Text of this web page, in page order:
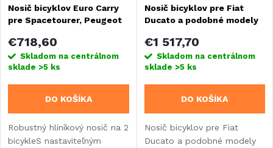
Nosič bicyklov Euro Carry
pre Spacetourer, Peugeot
€718,60
Skladom na centrálnom
sklade >5 ks
DO KOŠÍKA
Robustný hliníkový nosič na 2
bicykleS nastaviteľným
Nosič bicyklov pre Fiat
Ducato a podobné modely
€1 517,70
Skladom na centrálnom
sklade >5 ks
DO KOŠÍKA
Nosič bicyklov pre Fiat
Ducato a podobné modely